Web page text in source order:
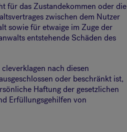
für das Zustandekommen oder die
zwischen dem Nutzer
sowie für etwaige im Zuge der
entstehende Schäden des
nach diesen
oder beschränkt ist,
Haftung der gesetzlichen
Erfüllungsgehilfen von